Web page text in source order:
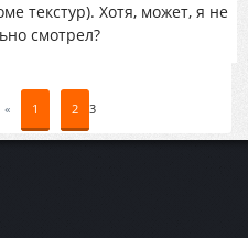
текстур). Хотя, может, я не
смотрел?
« 1 2 3